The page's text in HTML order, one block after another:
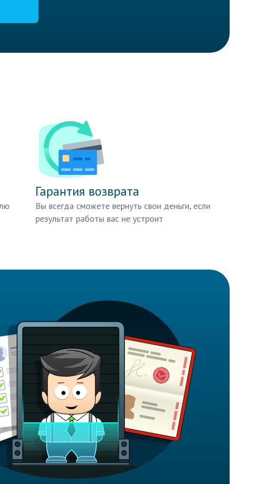
Гарантия возврата
Вы всегда сможете вернуть свои деньги, если
результат работы вас не устроит